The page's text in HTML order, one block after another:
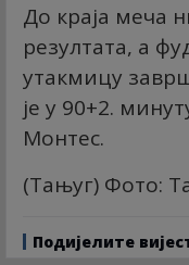
До краја меча
резултата, а
утакмицу
је у 90+2.
Монтес.
(Тањуг) Фото:
Подијелите